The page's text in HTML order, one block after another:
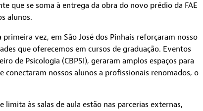
que se soma à entrega da obra do novo prédio da FAE
alunos.
vez, em São José dos Pinhais reforçaram nosso
que oferecemos em cursos de graduação. Eventos
de Psicologia (CBPSI), geraram amplos espaços para
nossos alunos a profissionais renomados, o
às salas de aula estão nas parcerias externas,